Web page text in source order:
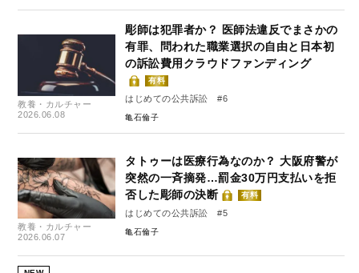
教養・カルチャー
2026.06.08
彫師は犯罪者か？ 医師法違反でまさかの
有罪、問われた職業選択の自由と日本初
の訴訟費用クラウドファンディング
有料
はじめての公共訴訟 #6
亀石倫子
教養・カルチャー
2026.06.07
タトゥーは医療行為なのか？ 大阪府警が
突然の一斉摘発…罰金30万円支払いを拒
否した彫師の決断
有料
はじめての公共訴訟 #5
亀石倫子